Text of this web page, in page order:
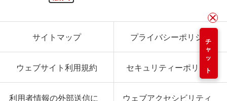
チャット
サイトマップ プライバシーポリシー
ウェブサイト利用規約 セキュリティーポリシー
利用者情報の外部送信に ウェブアクセシビリティ